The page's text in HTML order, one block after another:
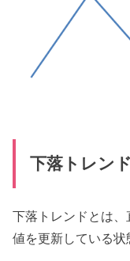
下落トレンド
下落トレンドとは
値を更新している状